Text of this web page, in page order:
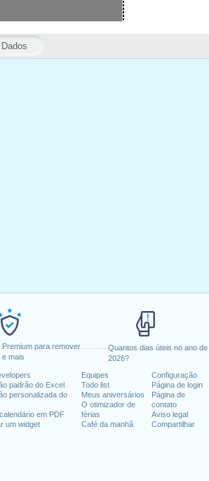
Premium para remover
e mais
Quantos dias úteis no ano de
2026?
padrão do Excel
personalizada do
em PDF
um widget
Equipes
Todo list
Meus aniversários
O otimizador de
férias
Café da manhã
Configuração
Página de login
Página de
contato
Aviso legal
Compartilhar
Dados